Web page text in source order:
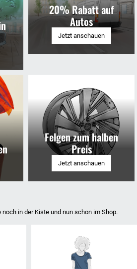
20% Rabatt auf
Autos
Jetzt anschauen
Felgen zum halben
Preis
Jetzt anschauen
in der Kiste und nun schon im Shop.